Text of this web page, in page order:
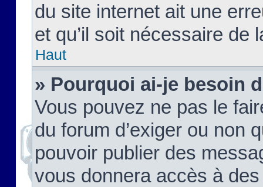
du site internet ait une
et qu’il soit nécessaire de
Haut
» Pourquoi ai-je besoin
Vous pouvez ne pas le
du forum d’exiger ou non
pouvoir publier des
vous donnera accès à